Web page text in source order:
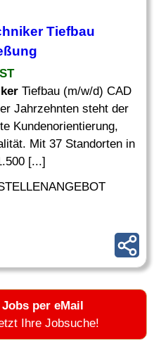
Tiefbau
Tiefbau (m/w/d) CAD
Jahrzehnten steht der
Kundenorientierung,
Mit 37 Standorten in
[...]
Jobs per eMail
Ihre Jobsuche!